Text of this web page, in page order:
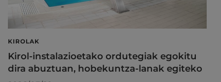
KIROLAK
Kirol-instalazioetako ordutegiak egokitu
dira abuztuan, hobekuntza-lanak egiteko